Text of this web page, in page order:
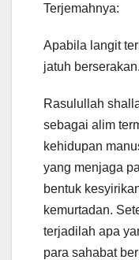
Terjemahnya:
Apabila langit
jatuh berserakan.
Rasulullah
sebagai alim
kehidupan
yang menjaga
bentuk
kemurtadan.
terjadilah apa
para sahabat